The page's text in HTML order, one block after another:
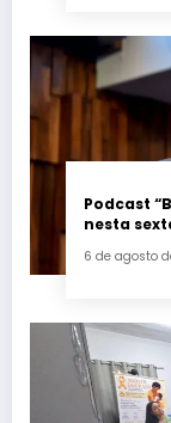
Podcast
nesta
6 de agosto